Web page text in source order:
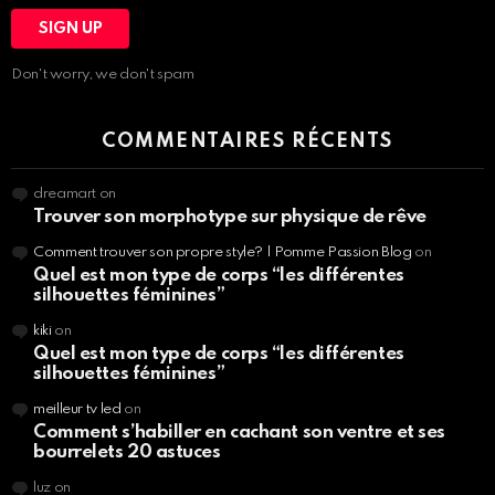
Don't worry, we don't spam
COMMENTAIRES RÉCENTS
dreamart on
Trouver son morphotype sur physique de rêve
Comment trouver son propre style? | Pomme Passion Blog on
Quel est mon type de corps “les différentes
silhouettes féminines”
kikion
Quel est mon type de corps “les différentes
silhouettes féminines”
meilleur tv led on
Comment s’habiller en cachant son ventre et ses
bourrelets 20 astuces
luzon